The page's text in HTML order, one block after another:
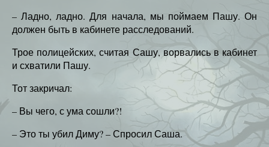
– Ладно, ладно. Для начала, мы поймаем Пашу. Он
должен быть в кабинете расследований.
Трое полицейских, считая Сашу, ворвались в кабинет
и схватили Пашу.
Тот закричал:
– Вы чего, с ума сошли?!
– Это ты убил Диму? – Спросил Саша.